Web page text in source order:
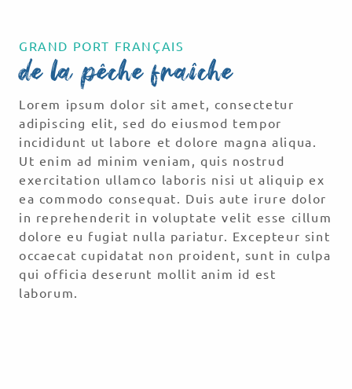
GRAND PORT FRANÇAIS
de la pêche fraîche
Lorem ipsum dolor sit amet, consectetur
adipiscing elit, sed do eiusmod tempor
incididunt ut labore et dolore magna aliqua.
Ut enim ad minim veniam, quis nostrud
exercitation ullamco laboris nisi ut aliquip ex
ea commodo consequat. Duis aute irure dolor
in reprehenderit in voluptate velit esse cillum
dolore eu fugiat nulla pariatur. Excepteur sint
occaecat cupidatat non proident, sunt in culpa
qui officia deserunt mollit anim id est
laborum.